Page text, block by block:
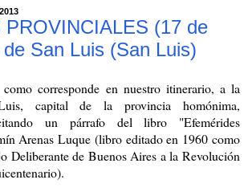
PROVINCIALES (17 de
San Luis (San Luis)
corresponde en nuestro itinerario, a la
capital de la provincia homónima,
un párrafo del libro "Efemérides
Arenas Luque (libro editado en 1960 como
Deliberante de Buenos Aires a la Revolución